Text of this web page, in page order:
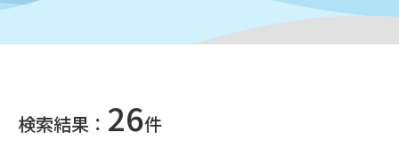
検索結果： 26件